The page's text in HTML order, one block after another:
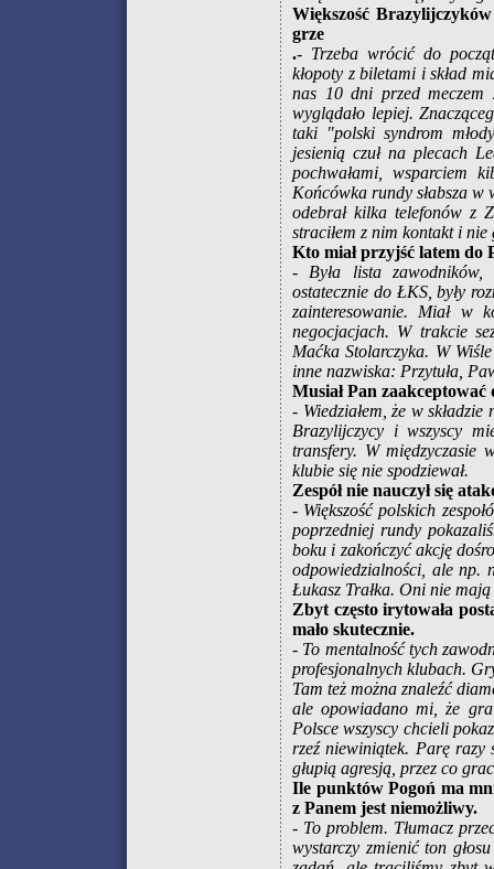
Większość
grze
.- Trzeba wrócić do
kłopoty z biletami i skład
nas 10 dni przed
wyglądało lepiej.
taki "polski syndrom
jesienią czuł na plecach
pochwałami, wsparciem
Końcówka rundy słabsza w
odebrał kilka telefonów z
straciłem z nim kontakt i nie
Kto miał przyjść latem do
- Była lista
ostatecznie do ŁKS, były
zainteresowanie. Miał w
negocjacjach. W trakcie
Maćka Stolarczyka. W
inne nazwiska: Przytuła,
Musiał Pan
- Wiedziałem, że w
Brazylijczycy i wszyscy
transfery. W międzyczasie
klubie się nie spodziewał.
Zespół nie nauczył się
- Większość polskich
poprzedniej rundy
boku i zakończyć akcję
odpowiedzialności, ale np.
Łukasz Trałka. Oni nie
Zbyt często irytowała
mało skutecznie.
- To mentalność tych
profesjonalnych klubach.
Tam też można znaleźć
ale opowiadano mi, że
Polsce wszyscy chcieli
rzeź niewiniątek. Parę razy
głupią agresją, przez co
Ile punktów Pogoń ma
z Panem jest niemożliwy.
- To problem. Tłumacz
wystarczy zmienić ton